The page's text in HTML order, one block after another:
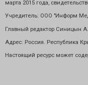
марта 2015 года,
Учредитель: ООО "Информ
Главный редактор Синицын
Адрес: Россия. Республика
Настоящий ресурс может